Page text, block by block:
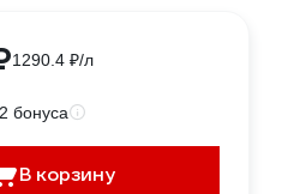
1290.4 ₽/л
бонуса
В корзину